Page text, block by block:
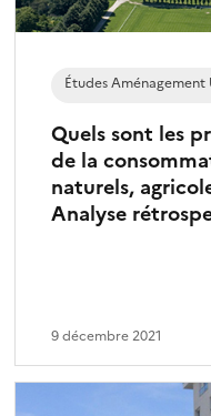
Quels sont les
de la
naturels,
Analyse
Études Aménagement
9 décembre 2021